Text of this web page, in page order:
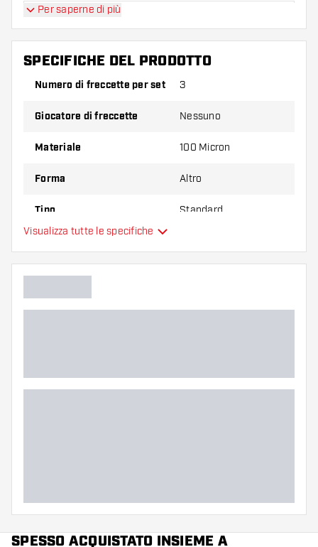
numero di alette e di astine. Questi possono
danneggiarsi o rompersi con l'uso.
spessore diverso di alette per scoprire quale
Per saperne di più
SPECIFICHE DEL PRODOTTO
Numero di freccette per set 3
Giocatore di freccette Nessuno
Materiale 100 Micron
Forma Altro
Tipo Standard
Colore principale
Visualizza tutte le specifiche
SPESSO ACQUISTATO INSIEME A